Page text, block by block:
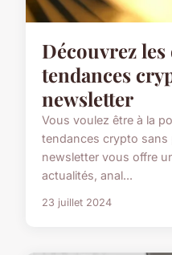
Découvrez
tendances
newsletter
Vous voulez être à la
tendances crypto sans
newsletter vous offre
actualités, anal...
23 juillet 2024